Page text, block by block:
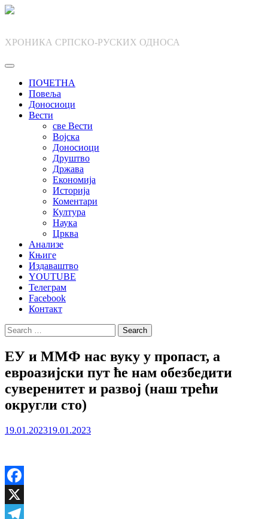
Skip
ХРОНИКА СРПСКО-РУСКИХ ОДНОСА
ПОЧЕТНА
Повеља
Доносиоци
Вести
све Вести
Војска
Доносиоци
Друштво
Држава
Економија
Историја
Коментари
Култура
Наука
Црква
Анализе
Књиге
Издаваштво
YOUTUBE
Телеграм
Facebook
Контакт
Search
for:
ЕУ и ММФ нас вуку у пропаст, а
евроазијски пут ће нам обезбедити
суверенитет и развој (наш трећи
округли сто)
19.01.202319.01.2023
Facebook
X